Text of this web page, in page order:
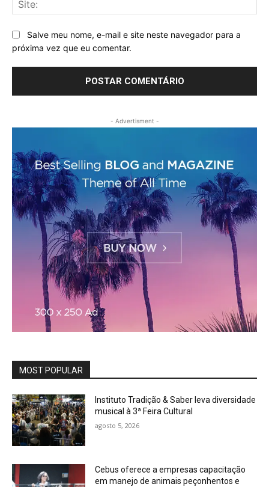
Salve meu nome, e-mail e site neste navegador para a
próxima vez que eu comentar.
- Advertisment -
MOST POPULAR
Instituto Tradição & Saber leva diversidade
musical à 3ª Feira Cultural
agosto 5, 2026
Cebus oferece a empresas capacitação
em manejo de animais peçonhentos e